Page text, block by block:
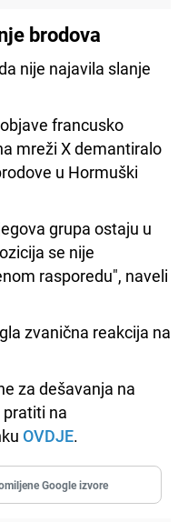
brodova
nije najavila slanje
francusko
mreži X demantiralo
u Hormuški
grupa ostaju u
se nije
rasporedu", naveli
zvanična reakcija na
za dešavanja na
na
OVDJE.
Google izvore